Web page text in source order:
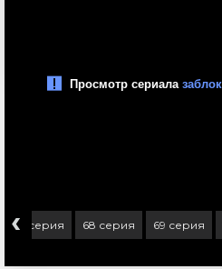
‹
67 серия 68 серия 69 серия